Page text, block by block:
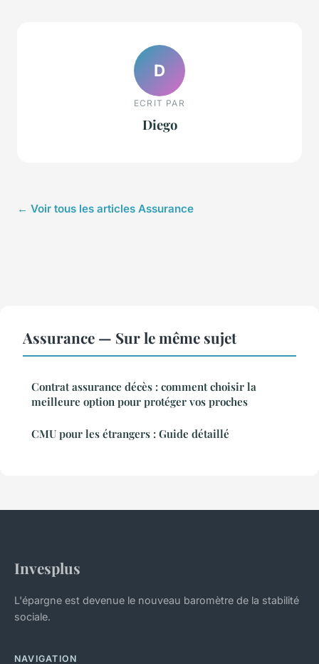
D
ECRIT PAR
Diego
← Voir tous les articles Assurance
Assurance — Sur le même sujet
Contrat assurance décès : comment choisir la
meilleure option pour protéger vos proches
CMU pour les étrangers : Guide détaillé
Invesplus
L'épargne est devenue le nouveau baromètre de la stabilité
sociale.
NAVIGATION